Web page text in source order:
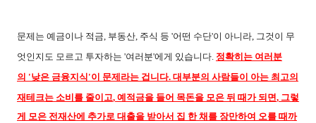
문제는 예금이나 적금 부동산 주식 등 '어떤 수단'이 아니라 그것이 무
엇인지도 모르고 투자하는 '여러분'에게 있습니다 정확히는 여러분
의 '낮은 금융지식'이 문제라는 겁니다. 대부분의 사람들이 아는 최고의
재테크는 소비를 줄이고, 예적금을 들어 목돈을 모은 뒤 때가 되면 , 그렇
게 모은 전재산에 추가로 대출을 받아서 집 한 채를 장만하여 오를 때까